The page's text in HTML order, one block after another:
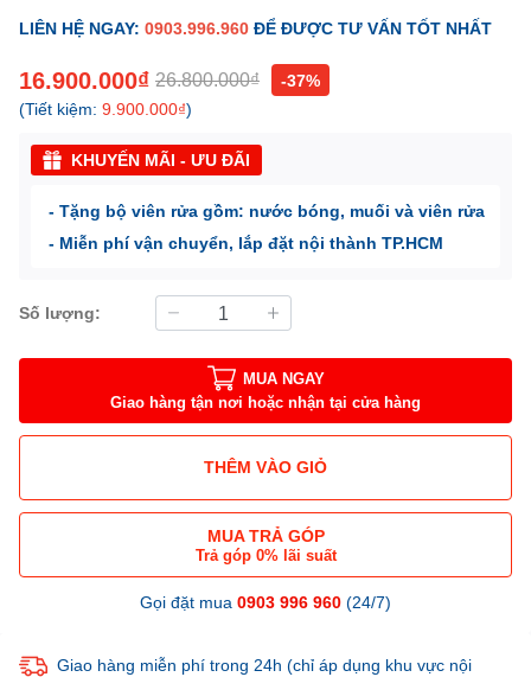
LIÊN HỆ NGAY: 0903.996.960 ĐỂ ĐƯỢC TƯ VẤN TỐT NHẤT
16.900.000₫ 26.800.000₫
-37%
(Tiết kiệm: 9.900.000₫)
KHUYẾN MÃI - ƯU ĐÃI
- Tặng bộ viên rửa gồm: nước bóng, muối và viên rửa
- Miễn phí vận chuyển, lắp đặt nội thành TP.HCM
Số lượng:
MUA NGAY
Giao hàng tận nơi hoặc nhận tại cửa hàng
THÊM VÀO GIỎ
MUA TRẢ GÓP
Trả góp 0% lãi suất
Gọi đặt mua 0903 996 960 (24/7)
Giao hàng miễn phí trong 24h (chỉ áp dụng khu vực nội